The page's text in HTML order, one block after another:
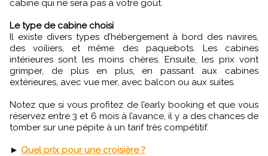
cabine qui ne sera pas à votre goût.
Le type de cabine choisi
Il existe divers types d’hébergement à bord des navires,
des voiliers, et même des paquebots. Les cabines
intérieures sont les moins chères. Ensuite, les prix vont
grimper, de plus en plus, en passant aux cabines
extérieures, avec vue mer, avec balcon ou aux suites.
Notez que si vous profitez de l’early booking et que vous
réservez entre 3 et 6 mois à l’avance, il y a des chances de
tomber sur une pépite à un tarif très compétitif.
► Quel prix pour une croisière ?